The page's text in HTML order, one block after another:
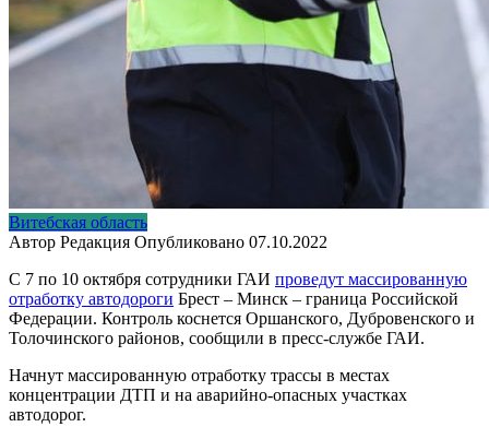
Витебская область
Автор Редакция Опубликовано 07.10.2022
С 7 по 10 октября сотрудники ГАИ проведут массированную
отработку автодороги Брест – Минск – граница Российской
Федерации. Контроль коснется Оршанского, Дубровенского и
Толочинского районов, сообщили в пресс-службе ГАИ.
Начнут массированную отработку трассы в местах
концентрации ДТП и на аварийно-опасных участках
автодорог.